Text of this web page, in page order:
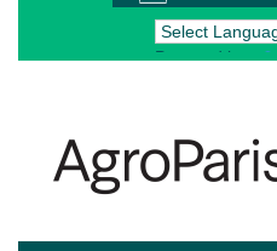
Powered by